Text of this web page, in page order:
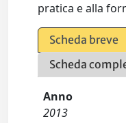
pratica e alla
Scheda breve
Scheda
Anno
2013